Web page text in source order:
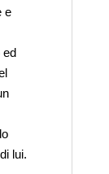
e
lui.